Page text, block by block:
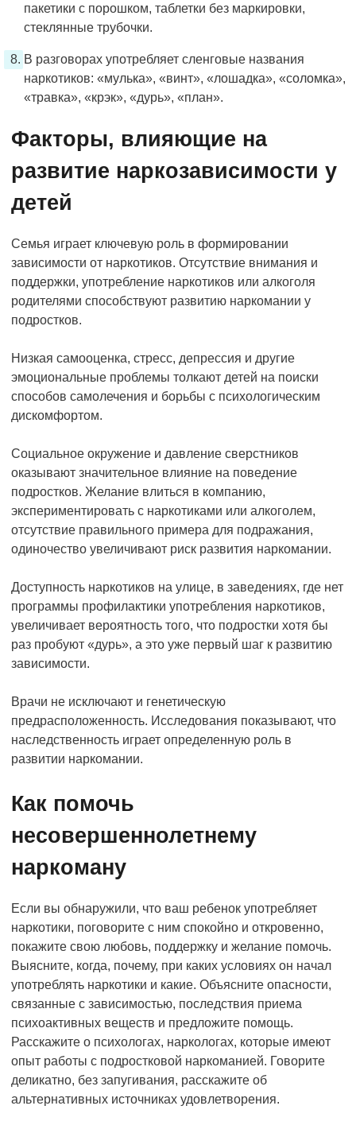
пакетики с порошком, таблетки без маркировки,
стеклянные трубочки.
В разговорах употребляет сленговые названия
наркотиков: «мулька», «винт», «лошадка», «соломка»,
«травка», «крэк», «дурь», «план».
Факторы, влияющие на
развитие наркозависимости у
детей
Семья играет ключевую роль в формировании
зависимости от наркотиков. Отсутствие внимания и
поддержки, употребление наркотиков или алкоголя
родителями способствуют развитию наркомании у
подростков.
Низкая самооценка, стресс, депрессия и другие
эмоциональные проблемы толкают детей на поиски
способов самолечения и борьбы с психологическим
дискомфортом.
Социальное окружение и давление сверстников
оказывают значительное влияние на поведение
подростков. Желание влиться в компанию,
экспериментировать с наркотиками или алкоголем,
отсутствие правильного примера для подражания,
одиночество увеличивают риск развития наркомании.
Доступность наркотиков на улице, в заведениях, где нет
программы профилактики употребления наркотиков,
увеличивает вероятность того, что подростки хотя бы
раз пробуют «дурь», а это уже первый шаг к развитию
зависимости.
Врачи не исключают и генетическую
предрасположенность. Исследования показывают, что
наследственность играет определенную роль в
развитии наркомании.
Как помочь
несовершеннолетнему
наркоману
Если вы обнаружили, что ваш ребенок употребляет
наркотики, поговорите с ним спокойно и откровенно,
покажите свою любовь, поддержку и желание помочь.
Выясните, когда, почему, при каких условиях он начал
употреблять наркотики и какие. Объясните опасности,
связанные с зависимостью, последствия приема
психоактивных веществ и предложите помощь.
Расскажите о психологах, наркологах, которые имеют
опыт работы с подростковой наркоманией. Говорите
деликатно, без запугивания, расскажите об
альтернативных источниках удовлетворения.